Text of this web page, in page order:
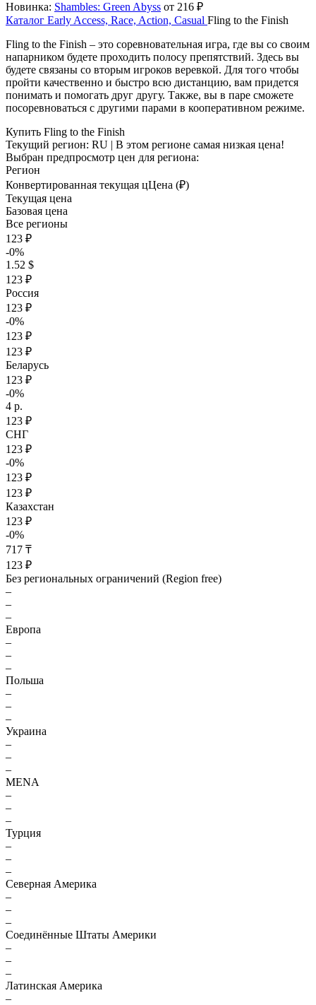
Новинка: Shambles: Green Abyss от 216 ₽
Каталог Early Access, Race, Action, Casual Fling to the Finish
Fling to the Finish – это соревновательная игра, где вы со своим
напарником будете проходить полосу препятствий. Здесь вы
будете связаны со вторым игроков веревкой. Для того чтобы
пройти качественно и быстро всю дистанцию, вам придется
понимать и помогать друг другу. Также, вы в паре сможете
посоревноваться с другими парами в кооперативном режиме.
Купить Fling to the Finish
Текущий регион: RU | В этом регионе самая низкая цена!
Выбран предпросмотр цен для региона:
Регион
Конвертированная текущая цЦена (₽)
Текущая цена
Базовая цена
Все регионы
123 ₽
-0%
1.52 $
123 ₽
Россия
123 ₽
-0%
123 ₽
123 ₽
Беларусь
123 ₽
-0%
4 р.
123 ₽
СНГ
123 ₽
-0%
123 ₽
123 ₽
Казахстан
123 ₽
-0%
717 ₸
123 ₽
Без региональных ограничений (Region free)
–
–
–
Европа
–
–
–
Польша
–
–
–
Украина
–
–
–
MENA
–
–
–
Турция
–
–
–
Северная Америка
–
–
–
Соединённые Штаты Америки
–
–
–
Латинская Америка
–